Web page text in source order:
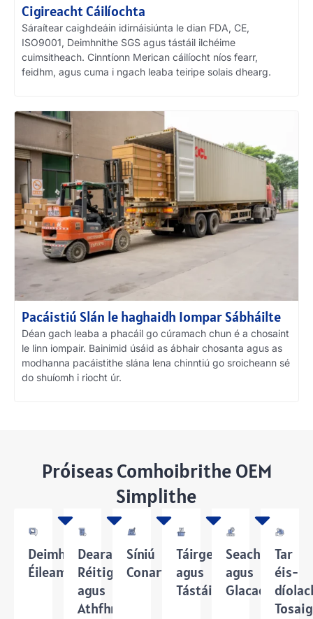
Cigireacht Cáilíochta
Sáraítear caighdeáin idirnáisiúnta le dian FDA, CE,
ISO9001, Deimhnithe SGS agus tástáil ilchéime
cuimsitheach. Cinntíonn Merican cáilíocht níos fearr,
feidhm, agus cuma i ngach leaba teiripe solais dhearg.
Pacáistiú Slán le haghaidh Iompar Sábháilte
Déan gach leaba a phacáil go cúramach chun é a chosaint
le linn iompair. Bainimid úsáid as ábhair chosanta agus as
modhanna pacáistithe slána lena chinntiú go sroicheann sé
do shuíomh i riocht úr.
Próiseas Comhoibrithe OEM
Simplithe
Deimhniú
Éileamh
Dearadh
Réitigh
agus
Athfhriotail
Síniú
Conartha
Táirgeadh
agus
Tástáil
Seachadadh
agus
Glacadh
Tar
éis-